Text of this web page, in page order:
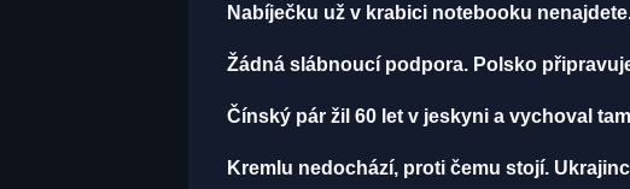
Nabíječku už v krabici notebooku
Žádná slábnoucí podpora. Polsko
Čínský pár žil 60 let v jeskyni a vychoval
Kremlu nedochází, proti čemu stojí.